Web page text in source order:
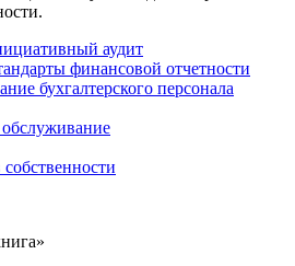
аудит
финансовой отчетности
бухгалтерского персонала